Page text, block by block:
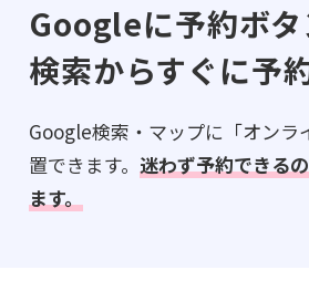
Googleに予約ボ
検索からすぐに予
Google検索・マップに「オンラ
置できます。 迷わず予約できる
ます。